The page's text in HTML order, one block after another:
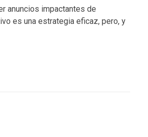
anuncios impactantes de
es una estrategia eficaz, pero, y